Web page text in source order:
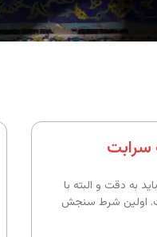
سرابت
به دقت و البته با
اولین شرط سنجش